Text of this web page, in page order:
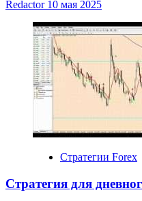
Redactor 10 мая 2025
Стратегии Forex
Стратегия для